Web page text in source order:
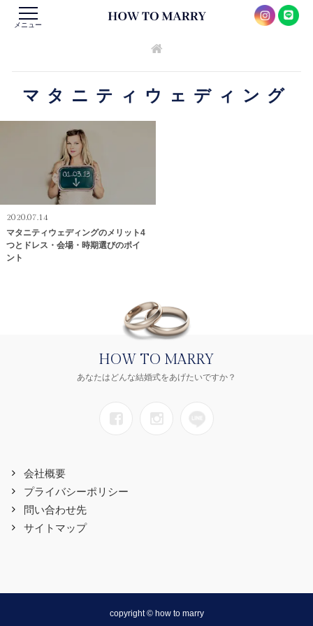
メニュー
マタニティウェディング
2020.07.14
マタニティウェディングのメリット4
つとドレス・会場・時期選びのポイ
ント
HOW TO MARRY
あなたはどんな結婚式をあげたいですか？
会社概要
プライバシーポリシー
問い合わせ先
サイトマップ
copyright © how to marry